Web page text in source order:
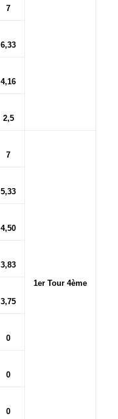
7
6,33
4,16
2,5
7
1er Tour 4ème
5,33
4,50
3,83
3,75
0
0
0